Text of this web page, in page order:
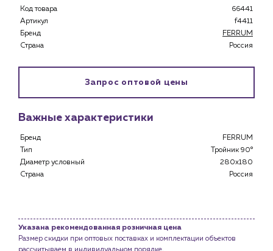
Специализированным магазинам
Монтажным бригадам
О компании
Сервис и обслуживание инженерных систем
Доставка
Код товара
66441
Артикул
f4411
Бренд
FERRUM
Страна
Россия
Запрос оптовой цены
Важные характеристики
Бренд
FERRUM
Тип
Тройник 90°
Диаметр условный
280x180
Страна
Россия
Указана рекомендованная розничная цена
Размер скидки при оптовых поставках и комплектации объектов